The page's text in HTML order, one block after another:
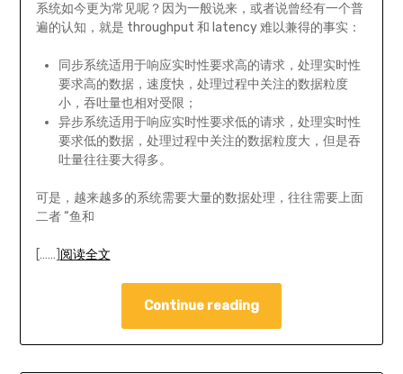
系统如今更为常见呢？因为一般说来，或者说曾经有一个普
遍的认知，就是 throughput 和 latency 难以兼得的事实：
同步系统适用于响应实时性要求高的请求，处理实时性
要求高的数据，速度快，处理过程中关注的数据粒度
小，吞吐量也相对受限；
异步系统适用于响应实时性要求低的请求，处理实时性
要求低的数据，处理过程中关注的数据粒度大，但是吞
吐量往往要大得多。
可是，越来越多的系统需要大量的数据处理，往往需要上面
二者 “鱼和
[……] 阅读全文
Continue reading